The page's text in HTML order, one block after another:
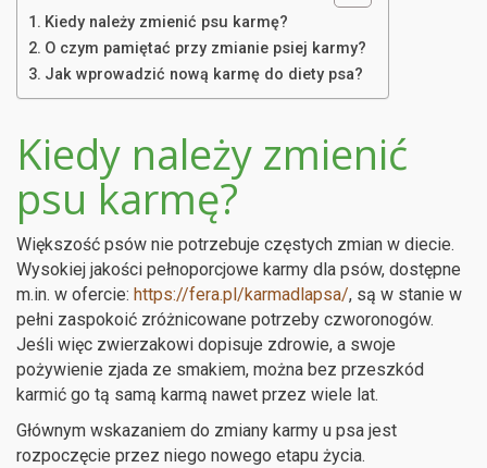
Kiedy należy zmienić psu karmę?
O czym pamiętać przy zmianie psiej karmy?
Jak wprowadzić nową karmę do diety psa?
Kiedy należy zmienić
psu karmę?
Większość psów nie potrzebuje częstych zmian w diecie.
Wysokiej jakości pełnoporcjowe karmy dla psów, dostępne
m.in. w ofercie: https://fera.pl/karmadlapsa/, są w stanie w
pełni zaspokoić zróżnicowane potrzeby czworonogów.
Jeśli więc zwierzakowi dopisuje zdrowie, a swoje
pożywienie zjada ze smakiem, można bez przeszkód
karmić go tą samą karmą nawet przez wiele lat.
Głównym wskazaniem do zmiany karmy u psa jest
rozpoczęcie przez niego nowego etapu życia.